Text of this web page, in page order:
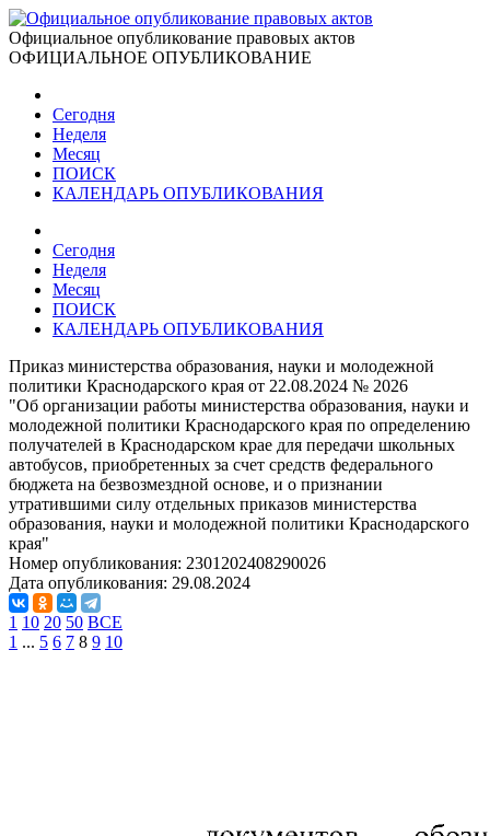
Официальное опубликование правовых актов
ОФИЦИАЛЬНОЕ ОПУБЛИКОВАНИЕ
Сегодня
Неделя
Месяц
ПОИСК
КАЛЕНДАРЬ ОПУБЛИКОВАНИЯ
Сегодня
Неделя
Месяц
ПОИСК
КАЛЕНДАРЬ ОПУБЛИКОВАНИЯ
Приказ министерства образования, науки и молодежной
политики Краснодарского края от 22.08.2024 № 2026
"Об организации работы министерства образования, науки и
молодежной политики Краснодарского края по определению
получателей в Краснодарском крае для передачи школьных
автобусов, приобретенных за счет средств федерального
бюджета на безвозмездной основе, и о признании
утратившими силу отдельных приказов министерства
образования, науки и молодежной политики Краснодарского
края"
Номер опубликования: 2301202408290026
Дата опубликования: 29.08.2024
1 10 20 50 ВСЕ
1 ... 5 6 7 8 9 10